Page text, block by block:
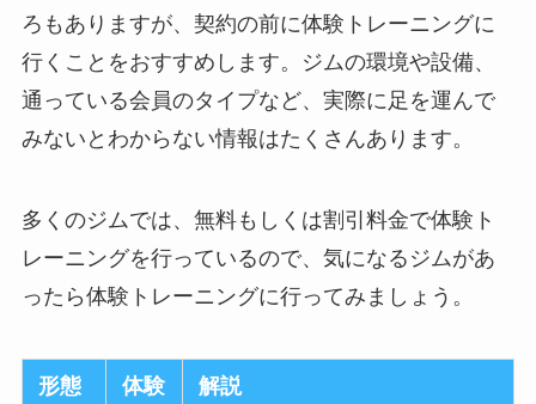
ろもありますが、契約の前に体験トレーニングに
行くことをおすすめします。ジムの環境や設備、
通っている会員のタイプなど、実際に足を運んで
みないとわからない情報はたくさんあります。
多くのジムでは、無料もしくは割引料金で体験ト
レーニングを行っているので、気になるジムがあ
ったら体験トレーニングに行ってみましょう。
形態
体験
解説